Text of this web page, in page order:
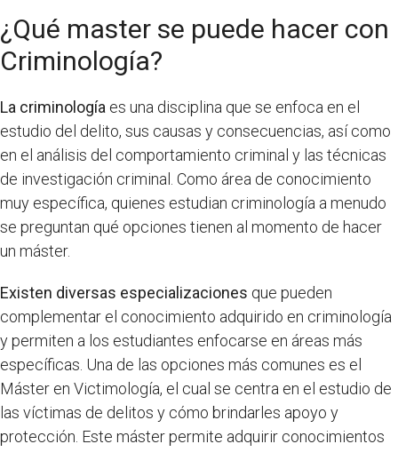
¿Qué master se puede hacer con
Criminología?
La criminología es una disciplina que se enfoca en el
estudio del delito, sus causas y consecuencias, así como
en el análisis del comportamiento criminal y las técnicas
de investigación criminal. Como área de conocimiento
muy específica, quienes estudian criminología a menudo
se preguntan qué opciones tienen al momento de hacer
un máster.
Existen diversas especializaciones que pueden
complementar el conocimiento adquirido en criminología
y permiten a los estudiantes enfocarse en áreas más
específicas. Una de las opciones más comunes es el
Máster en Victimología, el cual se centra en el estudio de
las víctimas de delitos y cómo brindarles apoyo y
protección. Este máster permite adquirir conocimientos